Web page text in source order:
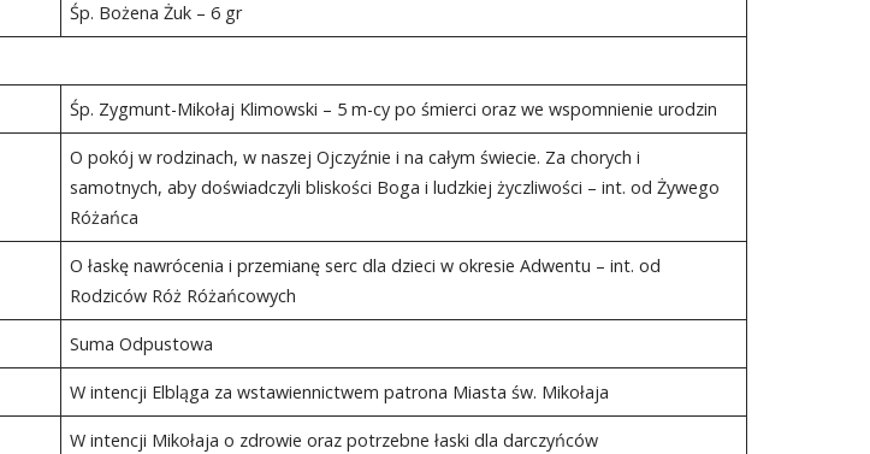
Śp. Bożena Żuk – 6 gr
Śp. Zygmunt-Mikołaj Klimowski – 5 m-cy po śmierci oraz we wspomnienie urodzin
O pokój w rodzinach, w naszej Ojczyźnie i na całym świecie. Za chorych i
samotnych, aby doświadczyli bliskości Boga i ludzkiej życzliwości – int. od Żywego
Różańca
O łaskę nawrócenia i przemianę serc dla dzieci w okresie Adwentu – int. od
Rodziców Róż Różańcowych
Suma Odpustowa
W intencji Elbląga za wstawiennictwem patrona Miasta św. Mikołaja
W intencji Mikołaja o zdrowie oraz potrzebne łaski dla darczyńców